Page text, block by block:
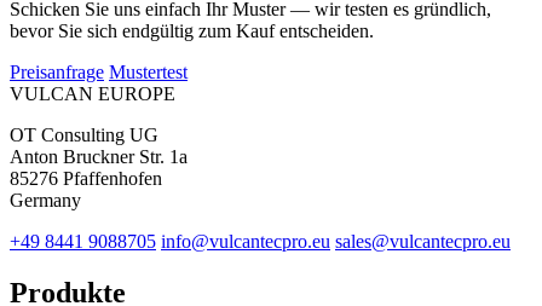
Schicken Sie uns einfach Ihr Muster — wir testen es gründlich,
bevor Sie sich endgültig zum Kauf entscheiden.
Preisanfrage Mustertest
VULCAN EUROPE
OT Consulting UG
Anton Bruckner Str. 1a
85276 Pfaffenhofen
Germany
+49 8441 9088705 info@vulcantecpro.eu sales@vulcantecpro.eu
Produkte